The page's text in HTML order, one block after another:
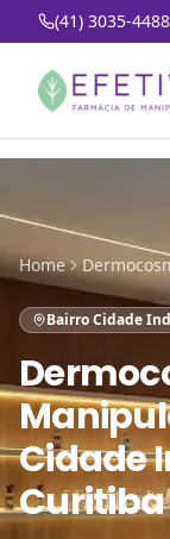
(41) 3035-4488
Home
Bairro Cidade
Cidade
Curitiba